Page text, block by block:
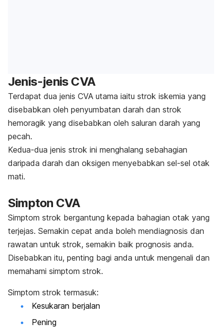
Jenis-jenis CVA
Terdapat dua jenis CVA utama iaitu strok iskemia yang
disebabkan oleh penyumbatan darah dan strok
hemoragik yang disebabkan oleh saluran darah yang
pecah.
Kedua-dua jenis strok ini menghalang sebahagian
daripada darah dan oksigen menyebabkan sel-sel otak
mati.
Simpton CVA
Simptom strok bergantung kepada bahagian otak yang
terjejas. Semakin cepat anda boleh mendiagnosis dan
rawatan untuk strok, semakin baik prognosis anda.
Disebabkan itu, penting bagi anda untuk mengenali dan
memahami simptom strok.
Simptom strok termasuk:
Kesukaran berjalan
Pening